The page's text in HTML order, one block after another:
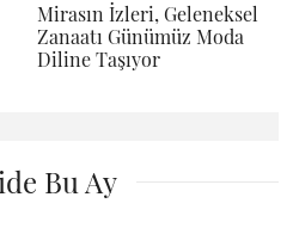
Mirasın İzleri, Geleneksel
Zanaatı Günümüz Moda
Diline Taşıyor
Bu Ay